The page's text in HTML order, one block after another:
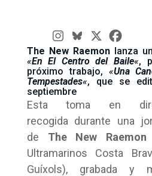
The New Raemonlanza
«En El Centro del Baile«,
próximo trabajo, «Una
Tempestades«, que se
septiembre
Esta toma en
recogida durante una
de The New Raemon
Ultramarinos Costa
Guíxols), grabada y